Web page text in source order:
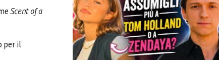
Scent of a
per il